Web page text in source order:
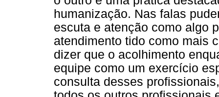
humanização. Nas falas
escuta e atenção como algo
atendimento tido como mais
dizer que o acolhimento
equipe como um exercício
consulta desses